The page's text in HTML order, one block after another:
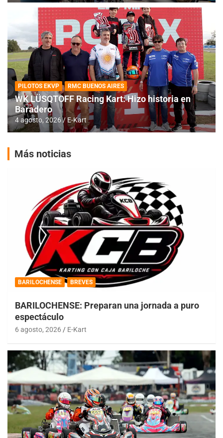
PILOTOS EKVP RMC BUENOS AIRES
WK LÜSQTOFF Racing Kart: Hizo historia en
Baradero
4 agosto, 2026 E-Kart
Más noticias
BARILOCHENSE BREVES
BARILOCHENSE: Preparan una jornada a puro
espectáculo
6 agosto, 2026 E-Kart